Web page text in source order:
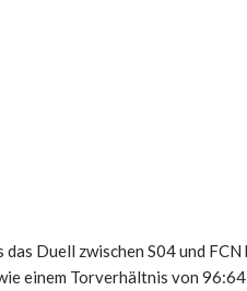
Duell zwischen S04 und
einem Torverhältnis von